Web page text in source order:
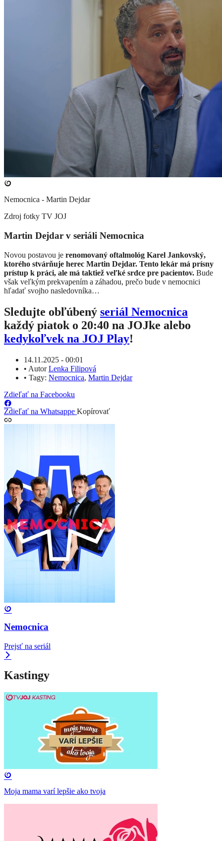
Nemocnica - Martin Dejdar
Zdroj fotky TV JOJ
Martin Dejdar v seriáli Nemocnica
Novou postavou je renomovaný oftalmológ Karel Jankovský,
ktorého stvárňuje herec Martin Dejdar. Tento lekár má prísny
prístup k práci, ale má taktiež veľké srdce pre pacientov. Bude
však veľkým prekvapením a záhadou, prečo bude v nemocnici
hľadať svojho nasledovníka…
Sledujte obľúbený seriál Nemocnica
každý piatok o 20:40 na JOJke alebo
kedykoľvek na JOJ Play!
14.11.2025 - 00:01
• AutorLenka Filipová
• Tagy: Nemocnica, Martin Dejdar
Zdieľať na Facebooku
Zdieľať na Whatsappe Kopírovať
Nemocnica
Prejsť na seriál
Kastingy
Moja mama varí lepšie ako tvoja